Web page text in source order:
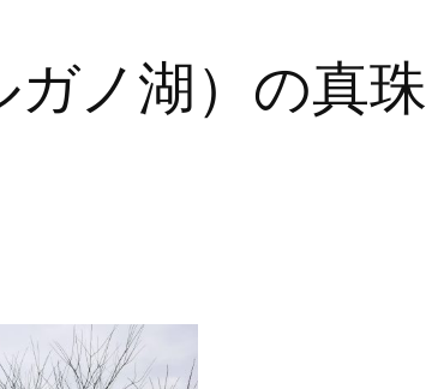
ノ湖）の真珠